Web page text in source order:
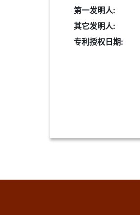
第一发明人:
其它发明人:
专利授权日期: